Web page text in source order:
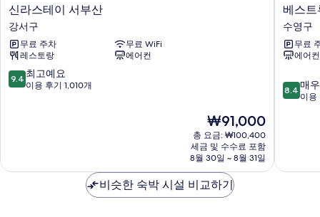
신
라
스
테
이
서
부
신라스테이 서부산
강서구
무료 주차
무료 WiFi
레스토랑
에어컨
10
점
고
9.4 최고예요
이용 후기 1,010개
현
재
요
금
₩91,000
₩91,000
총 요금: ₩100,400
세금 및 수수료 포함
8월 30일 ~ 8월 31일
베
스
트
루
이
해
밀
점
베스
수영구
무료
에어컨
10
점
매
8.4 매
이용
비슷한 숙박 시설 비교하기